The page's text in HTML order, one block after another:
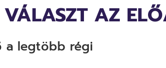
AZ
a legtöbb régi